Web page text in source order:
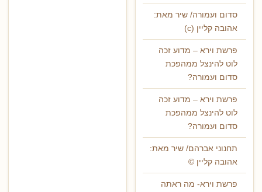
סדום ועמורה/ שיר מאת:
אהובה קליין (c)
פרשת וירא – מדוע זכה
לוט להינצל ממהפכת
סדום ועמורה?
פרשת וירא – מדוע זכה
לוט להינצל ממהפכת
סדום ועמורה?
תחנוני אברהם/ שיר מאת:
אהובה קליין ©
פרשת וירא- מה ראתה